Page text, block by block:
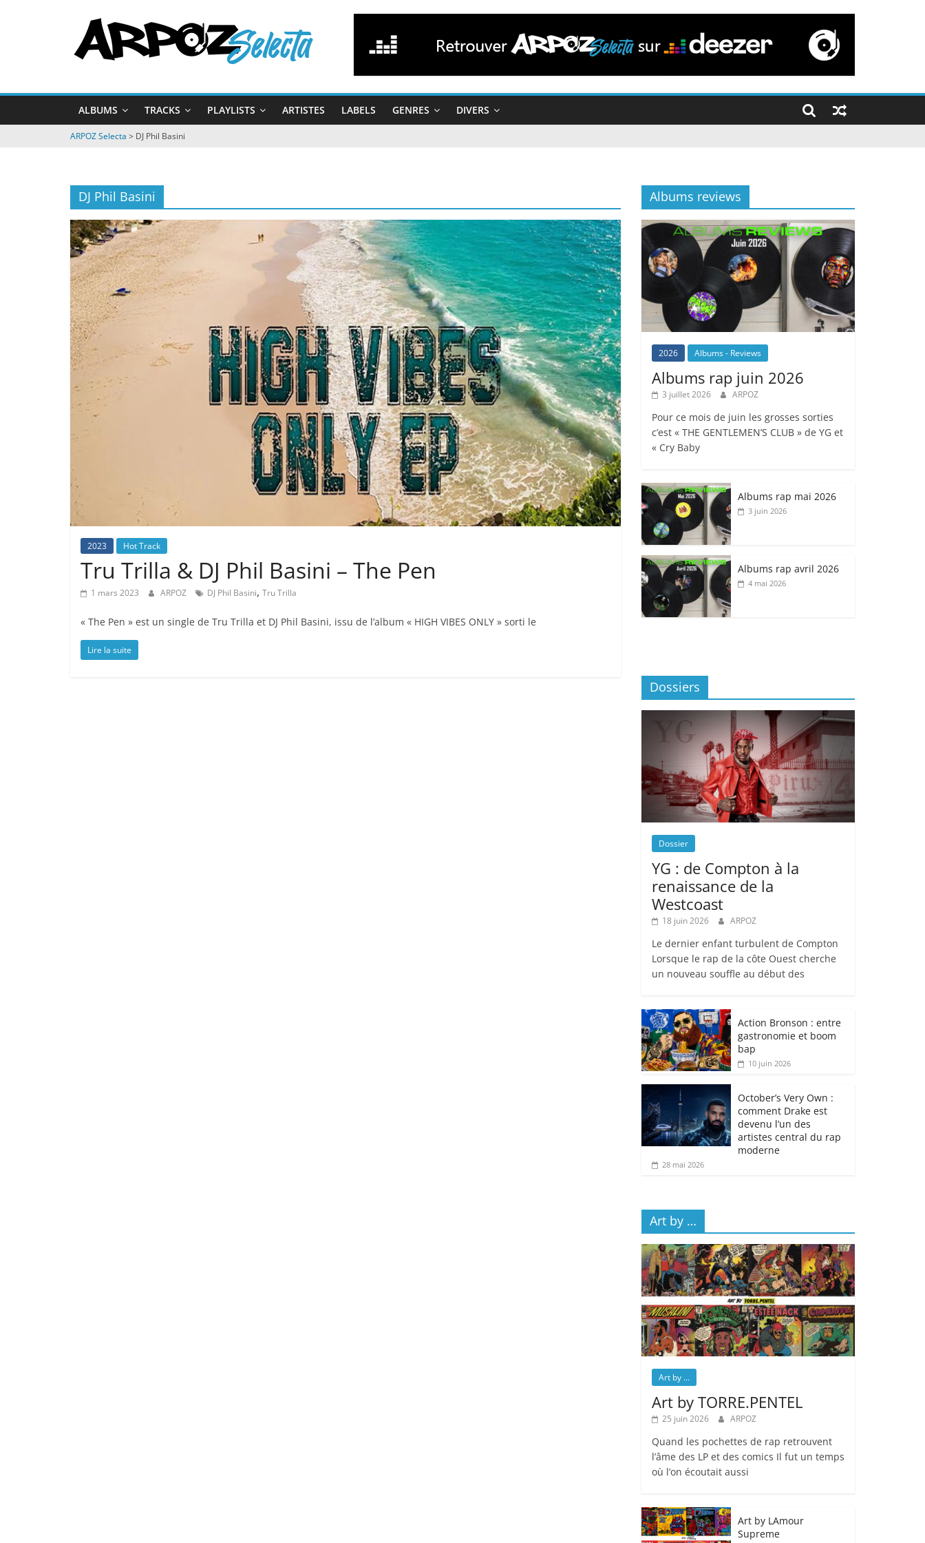
ARPOZ
Selecta
by
ARPOZ
&
ALBUMS TRACKS PLAYLISTS ARTISTES LABELS GENRES DIVERS
ARPOZ Selecta > DJ Phil Basini
DJ Phil Basini
2023 Hot Track
Tru Trilla & DJ Phil Basini – The Pen
1 mars 2023 ARPOZ DJ Phil Basini, Tru Trilla
« The Pen » est un single de Tru Trilla et DJ Phil Basini, issu de l’album « HIGH VIBES ONLY » sorti le
Lire la suite
Albums reviews
2026 Albums - Reviews
Albums rap juin 2026
3 juillet 2026 ARPOZ
Pour ce mois de juin les grosses sorties
c’est « THE GENTLEMEN’S CLUB » de YG et
« Cry Baby
Albums rap mai 2026
3 juin 2026
Albums rap avril 2026
4 mai 2026
Dossiers
Dossier
YG : de Compton à la
renaissance de la
Westcoast
18 juin 2026 ARPOZ
Le dernier enfant turbulent de Compton
Lorsque le rap de la côte Ouest cherche
un nouveau souffle au début des
Action Bronson : entre
gastronomie et boom
bap
10 juin 2026
October’s Very Own :
comment Drake est
devenu l’un des
artistes central du rap
moderne
28 mai 2026
Art by …
Art by ...
Art by TORRE.PENTEL
25 juin 2026 ARPOZ
Quand les pochettes de rap retrouvent
l’âme des LP et des comics Il fut un temps
où l’on écoutait aussi
Art by LAmour
Supreme